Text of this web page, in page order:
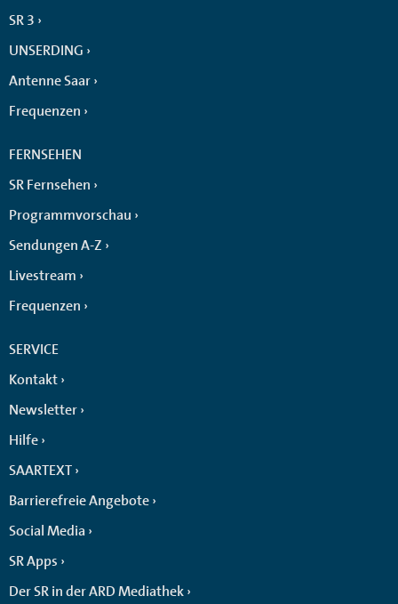
SR 3
UNSERDING
Antenne Saar
Frequenzen
FERNSEHEN
SR Fernsehen
Programmvorschau
Sendungen A-Z
Livestream
Frequenzen
SERVICE
Kontakt
Newsletter
Hilfe
SAARTEXT
Barrierefreie Angebote
Social Media
SR Apps
Der SR in der ARD Mediathek